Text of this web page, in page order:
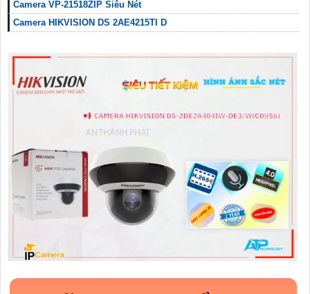
Camera VP-21518ZIP Siêu Nét
Camera HIKVISION DS 2AE4215TI D